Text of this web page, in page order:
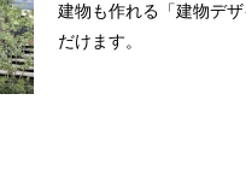
建物も作れる「建物デ
だけます。